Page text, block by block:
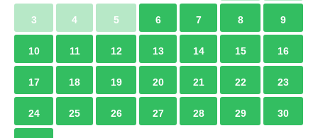
3 4 5 6 7 8 9
10 11 12 13 14 15 16
17 18 19 20 21 22 23
24 25 26 27 28 29 30